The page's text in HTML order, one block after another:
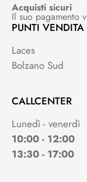
Acquisti sicuri
Il suo pagamento
PUNTI VENDITA
Laces
Bolzano Sud
CALLCENTER
Lunedì - venerdì
10:00 - 12:00
13:30 - 17:00